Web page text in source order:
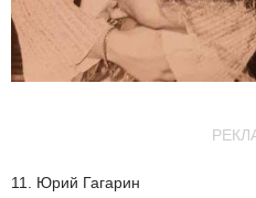
11. Юрий Гагарин